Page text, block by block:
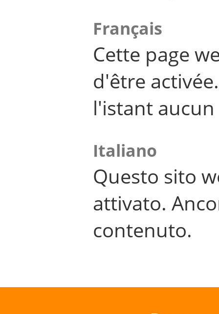
Français
Cette page
d'être
l'istant
Italiano
Questo sito
attivato.
contenuto.